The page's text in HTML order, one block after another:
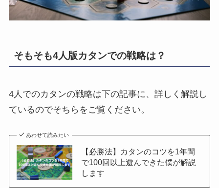
そもそも4人版カタンでの戦略は？
4人でのカタンの戦略は下の記事に、詳しく解説し
ているのでそちらをご覧ください。
あわせて読みたい
【必勝法】カタンのコツを1年間
で100回以上遊んできた僕が解説
します